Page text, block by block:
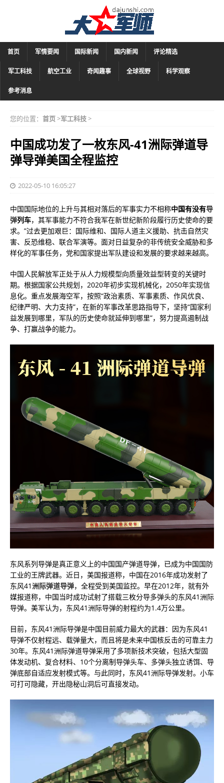
首页 军情要闻 国际新闻 国内新闻 评论精选
军工科技 航空工业 奇闻趣事 全球视野 科学观察
参考消息
您的位置： 首页>军工科技>
中国成功发了一枚东风-41洲际弹道导
弹导弹美国全程监控
2022-05-10 16:05:27
中国国际地位的上升与其相对落后的军事实力不相称中国有没有导
弹列车，其军事能力不符合我军在新世纪新阶段履行历史使命的要
求。”过去更加艰巨：国际维和、国际人道主义援助、抗击自然灾
害、反恐维稳、联合军演等。面对日益复杂的非传统安全威胁和多
样化的军事任务，党和国家提出军队建设和发展的要求越来越高。
中国人民解放军正处于从人力规模型向质量效益型转变的关键时
期。根据国家公共规划，2020年初步实现机械化，2050年实现信
息化。重点发展海空军，按照“政治素质、军事素质、作风优良、
纪律严明、大力支持”，在新的军事改革思路指导下，坚持“国家利
益发展到哪里，军队的历史使命就延伸到哪里”，努力提高遏制战
争、打赢战争的能力。
东风系列导弹是真正意义上的中国国产弹道导弹，已成为中国国防
工业的王牌武器。近日，美国报道称，中国在2016年成功发射了
东风41洲际弹道导弹，全程受到美国监控。早在2012年，就有外
媒报道称，中国当时成功试射了搭载三枚分导多弹头的东风41洲际
导弹。美军认为，东风41洲际导弹的射程约为1.4万公里。
目前，东风41洲际导弹是中国目前威力最大的武器：因为东风41
导弹不仅射程远、载弹量大，而且将是未来中国核反击的可靠主力
30年。东风41洲际弹道导弹采用了多项新技术突破，包括大型固
体发动机、复合材料、10个分离制导弹头车、多弹头独立诱饵、导
弹底部自适应发射模式等。与此同时，东风41洲际导弹发射。小车
可打可隐藏，开出隐秘山洞后可直接发动。